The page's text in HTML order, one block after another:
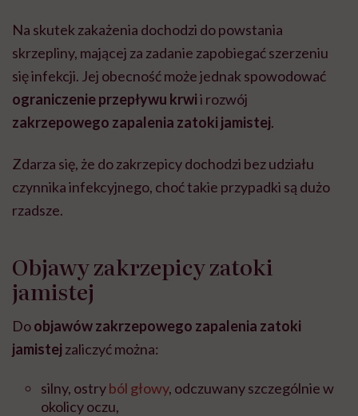
Na skutek zakażenia dochodzi do powstania
skrzepliny, mającej za zadanie zapobiegać szerzeniu
się infekcji. Jej obecność może jednak spowodować
ograniczenie przepływu krwii rozwój
zakrzepowego zapalenia zatoki jamistej.
Zdarza się, że do zakrzepicy dochodzi bez udziału
czynnika infekcyjnego, choć takie przypadki są dużo
rzadsze.
Objawy zakrzepicy zatoki
jamistej
Doobjawów zakrzepowego zapalenia zatoki
jamistej zaliczyć można:
silny, ostryból głowy, odczuwany szczególnie w
okolicy oczu,